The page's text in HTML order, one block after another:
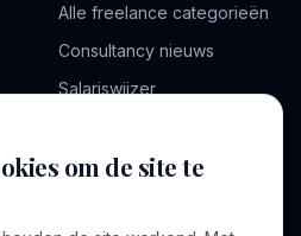
Alle freelance categorieën
Consultancy nieuws
Salariswijzer
om de site te